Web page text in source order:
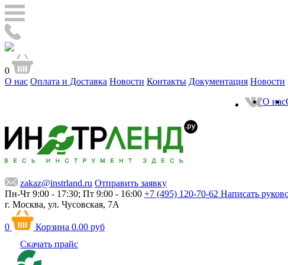
0
О нас Оплата и Доставка Новости Контакты Документация Новости
О нас
zakaz@instrland.ru Отправить заявку
Пн-Чт 9:00 - 17:30; Пт 9:00 - 16:00 +7 (495) 120-70-62 Написать
г. Москва, ул. Чусовская, 7А
0 Корзина 0.00 руб
Скачать прайс